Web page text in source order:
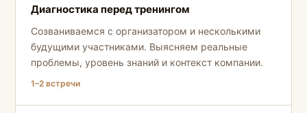
Диагностика перед тренингом
Созваниваемся с организатором и несколькими
будущими участниками. Выясняем реальные
проблемы, уровень знаний и контекст компании.
1–2 встречи